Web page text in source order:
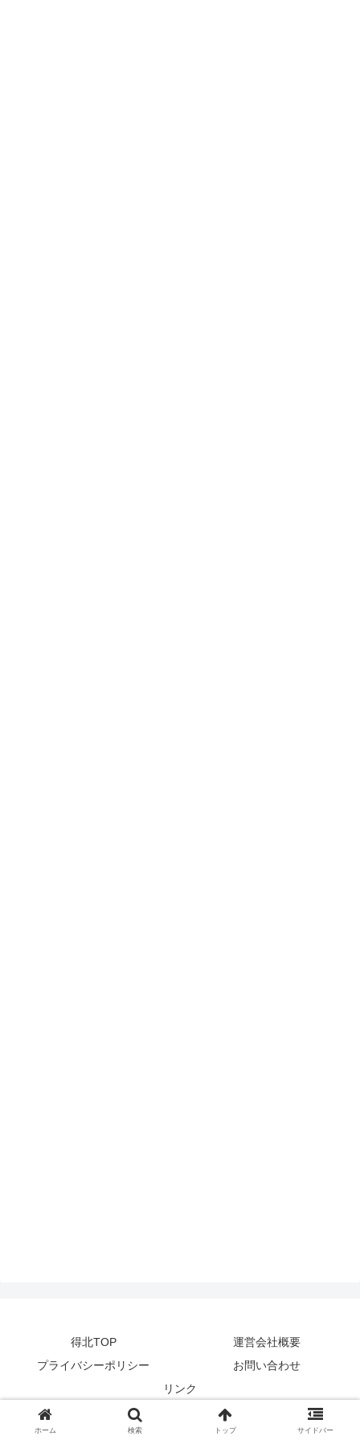
得北TOP
運営会社概要
プライバシーポリシー
お問い合わせ
リンク
© 2014-2024 zetta segment Inc
ホーム 検索 トップ サイドバー